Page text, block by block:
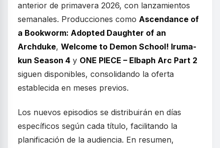
anterior de primavera 2026, con lanzamientos
semanales. Producciones como Ascendance of
a Bookworm: Adopted Daughter of an
Archduke, Welcome to Demon School! Iruma-
kun Season 4 y ONE PIECE – Elbaph Arc Part 2
siguen disponibles, consolidando la oferta
establecida en meses previos.
Los nuevos episodios se distribuirán en días
específicos según cada título, facilitando la
planificación de la audiencia. En resumen,